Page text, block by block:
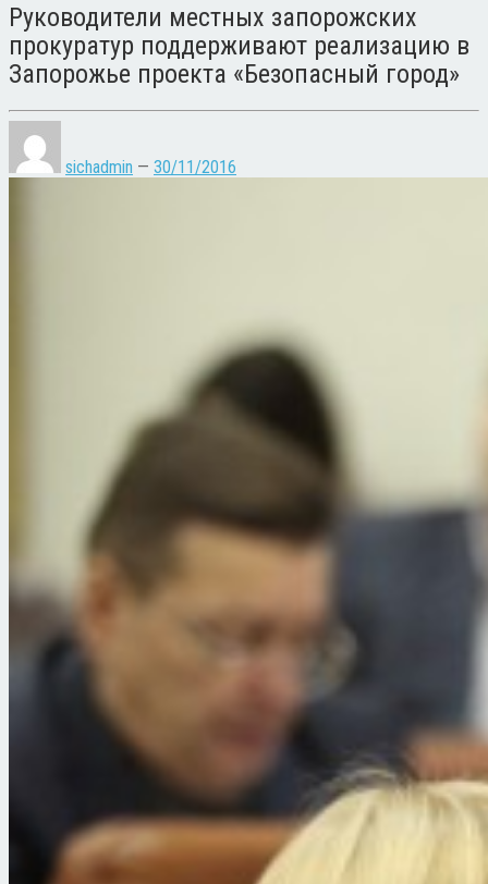
Руководители местных запорожских
прокуратур поддерживают реализацию в
Запорожье проекта «Безопасный город»
sichadmin — 30/11/2016